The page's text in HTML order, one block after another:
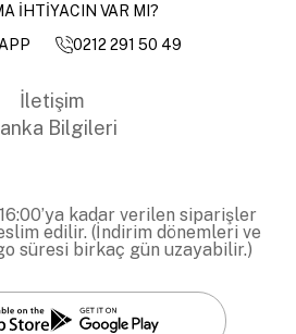
İHTİYACIN VAR MI?
0212 291 50 49
İletişim
Bilgileri
kadar verilen siparişler
edilir. (İndirim dönemleri ve
süresi birkaç gün uzayabilir.)